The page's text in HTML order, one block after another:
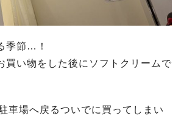
季節…！
買い物をした後にソフトクリームで
車場へ戻るついでに買ってしまい